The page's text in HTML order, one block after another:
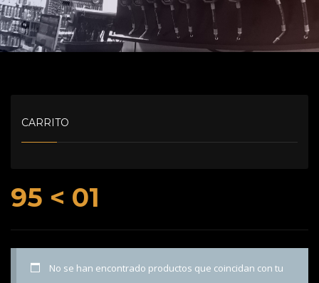
95 < 01
No se han encontrado productos que coincidan con tu
CARRITO